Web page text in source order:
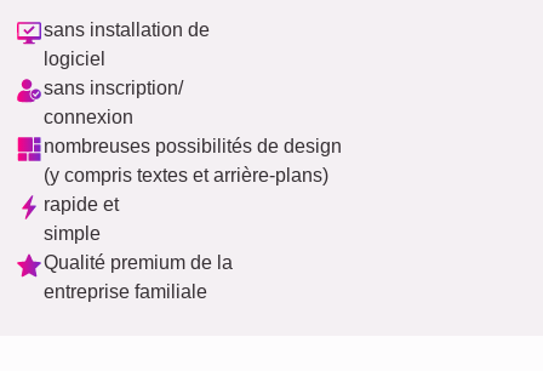
sans installation de
logiciel
sans inscription/
connexion
nombreuses possibilités de design
(y compris textes et arrière-plans)
rapide et
simple
Qualité premium de la
entreprise familiale